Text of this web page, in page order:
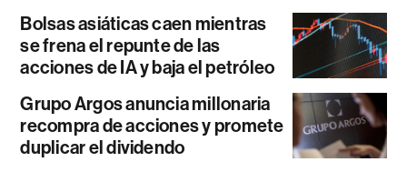
Bolsas asiáticas caen mientras
se frena el repunte de las
acciones de IA y baja el petróleo
Grupo Argos anuncia millonaria
recompra de acciones y promete
duplicar el dividendo